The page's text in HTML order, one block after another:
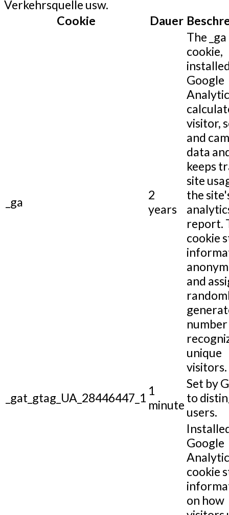
Verkehrsquelle usw.
Cookie
Dauer
_ga
2
years
The _ga
cookie,
Google
visitor,
and
data
keeps
site
the
report.
cookie
and
unique
visitors.
_gat_gtag_UA_28446447_1 1
minute
Set by
to
users.
Google
cookie
on how